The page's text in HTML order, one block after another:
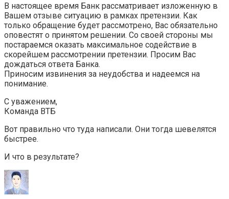
В настоящее время Банк рассматривает изложенную в
Вашем отзыве ситуацию в рамках претензии. Как
только обращение будет рассмотрено, Вас обязательно
оповестят о принятом решении. Со своей стороны мы
постараемся оказать максимальное содействие в
скорейшем рассмотрении претензии. Просим Вас
дождаться ответа Банка.
Приносим извинения за неудобства и надеемся на
понимание.
С уважением,
Команда ВТБ
Вот правильно что туда написали. Они тогда шевелятся
быстрее.
И что в результате?